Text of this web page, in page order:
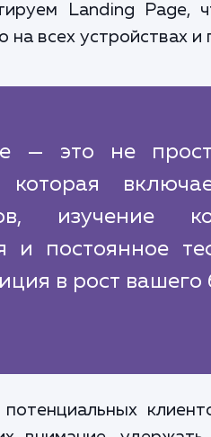
Landing Page,
на всех устройствах и
— это не
которая
изучение
и постоянное
в рост вашего